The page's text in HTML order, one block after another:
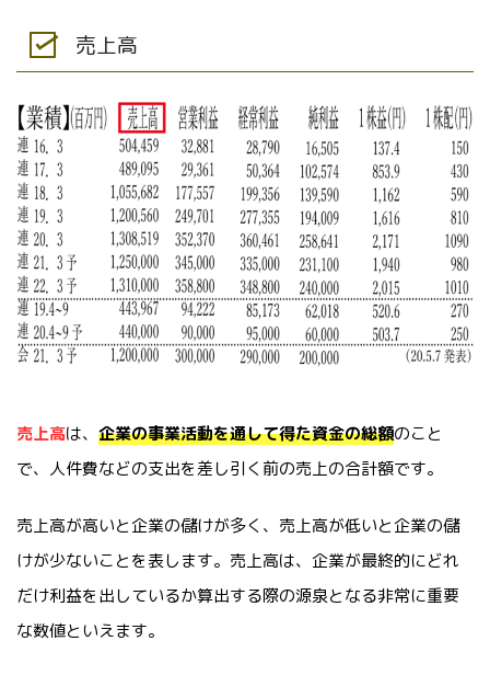
売上高
売上高は、 企業の事業活動を通して得た資金の総額のこと
で、人件費などの支出を差し引く前の売上の合計額です。
売上高が高いと企業の儲けが多く、売上高が低いと企業の儲
けが少ないことを表します。売上高は、企業が最終的にどれ
だけ利益を出しているか算出する際の源泉となる非常に重要
な数値といえます。